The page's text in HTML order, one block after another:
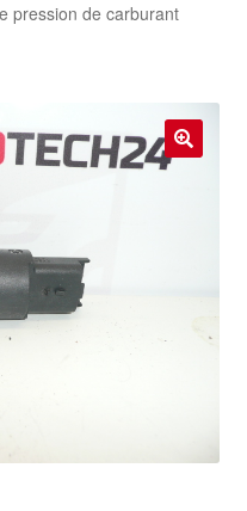
pression de carburant